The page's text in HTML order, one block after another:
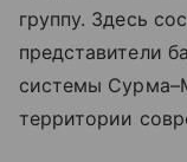
группу. Здесь
представители
системы
территории